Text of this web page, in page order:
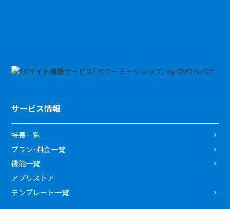
サービス情報
特長一覧
プラン・料金一覧
機能一覧
アプリストア
テンプレート一覧